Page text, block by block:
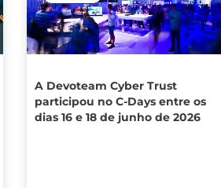
A Devoteam Cyber Trust
participou no C-Days entre os
dias 16 e 18 de junho de 2026